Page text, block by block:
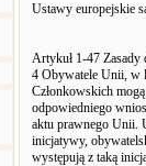
Ustawy europejskie
Artykuł 1-47 Zasady
4 Obywatele Unii, w
Członkowskich
odpowiedniego
aktu prawnego Unii.
inicjatywy,
występują z taką